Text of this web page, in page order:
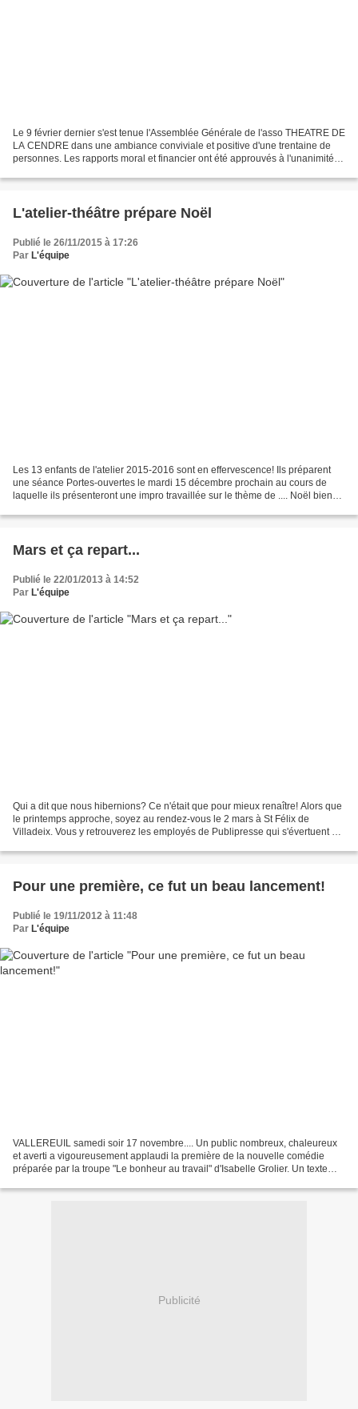
Le 9 février dernier s'est tenue l'Assemblée Générale de l'asso THEATRE DE
LA CENDRE dans une ambiance conviviale et positive d'une trentaine de
personnes. Les rapports moral et financier ont été approuvés à l'unanimité et
L'atelier-théâtre prépare Noël
Publié le 26/11/2015 à 17:26
Par L'équipe
Les 13 enfants de l'atelier 2015-2016 sont en effervescence! Ils préparent
une séance Portes-ouvertes le mardi 15 décembre prochain au cours de
laquelle ils présenteront une impro travaillée sur le thème de .... Noël bien
Mars et ça repart...
Publié le 22/01/2013 à 14:52
Par L'équipe
Qui a dit que nous hibernions? Ce n'était que pour mieux renaître! Alors que
le printemps approche, soyez au rendez-vous le 2 mars à St Félix de
Villadeix. Vous y retrouverez les employés de Publipresse qui s'évertuent à
Pour une première, ce fut un beau lancement!
Publié le 19/11/2012 à 11:48
Par L'équipe
VALLEREUIL samedi soir 17 novembre.... Un public nombreux, chaleureux
et averti a vigoureusement applaudi la première de la nouvelle comédie
préparée par la troupe "Le bonheur au travail" d'Isabelle Grolier. Un texte
Publicité